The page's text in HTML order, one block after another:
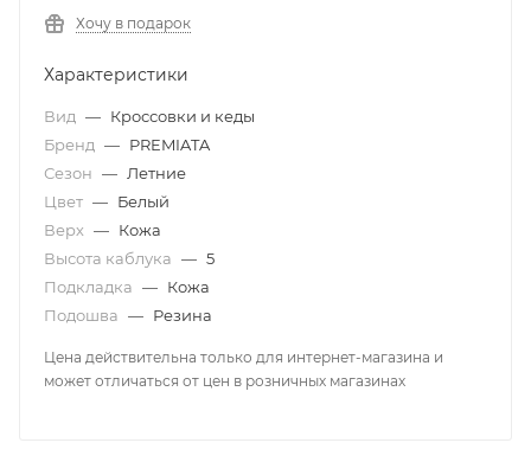
Хочу в подарок
Характеристики
Вид — Кроссовки и кеды
Бренд — PREMIATA
Сезон — Летние
Цвет — Белый
Верх — Кожа
Высота каблука — 5
Подкладка — Кожа
Подошва — Резина
Цена действительна только для интернет-магазина и
может отличаться от цен в розничных магазинах